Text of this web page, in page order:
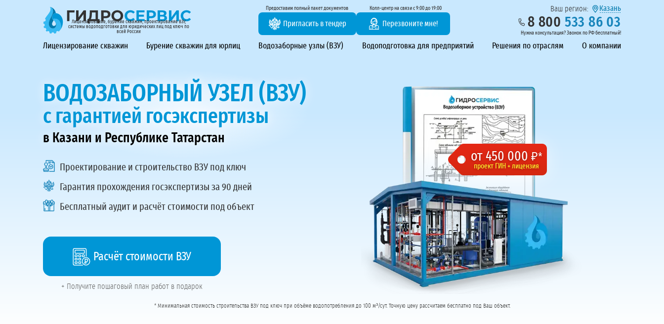
Лицензирование, бурение скважин, проектирование ВЗУ,
системы водоподготовки для юридических лиц под ключ по
всей России
Предоставим полный пакет документов
Пригласить в тендер
Колл-центр на связи с 9:00 до 19:00
Перезвоните мне!
Ваш регион: Казань
8 800 533 86 03
Нужна консультация? Звонок по РФ бесплатный!
ГидроСервис - лицензирование, бурение скважин, проектирование ВЗУ, системы водоподготовки
Лицензирование скважин Бурение скважин для юрлиц Водозаборные узлы (ВЗУ) Водоподготовка для предприятий Решения по отраслям О компании
ВОДОЗАБОРНЫЙ УЗЕЛ (ВЗУ)
с гарантией госэкспертизы
в Казани и Республике Татарстан
Проектирование и строительство ВЗУ под ключ
Гарантия прохождения госэкспертизы за 90 дней
Бесплатный аудит и расчёт стоимости под объект
Расчёт стоимости ВЗУ
+ Получите пошаговый план работ в подарок
от 450 000 ₽*
проект ГИН + лицензия
* Минимальная стоимость строительства ВЗУ под ключ при объёме водопотребления до 100 м³/сут. Точную цену рассчитаем бесплатно под Ваш объект.